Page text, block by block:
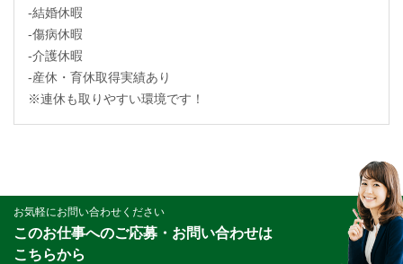
-結婚休暇
-傷病休暇
-介護休暇
-産休・育休取得実績あり
※連休も取りやすい環境です！
お気軽にお問い合わせください
このお仕事へのご応募・お問い合わせは
こちらから